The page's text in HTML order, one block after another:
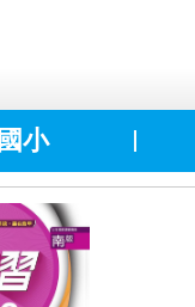
國小